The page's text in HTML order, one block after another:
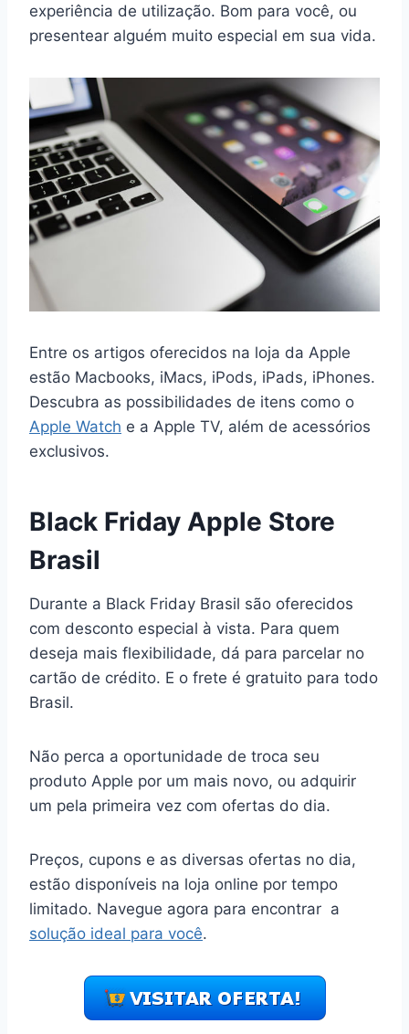
experiência de utilização. Bom para você, ou
presentear alguém muito especial em sua vida.
Entre os artigos oferecidos na loja da Apple
estão Macbooks, iMacs, iPods, iPads, iPhones.
Descubra as possibilidades de itens como o
Apple Watch e a Apple TV, além de acessórios
exclusivos.
Black Friday Apple Store
Brasil
Durante a Black Friday Brasil são oferecidos
com desconto especial à vista. Para quem
deseja mais flexibilidade, dá para parcelar no
cartão de crédito. E o frete é gratuito para todo
Brasil.
Não perca a oportunidade de troca seu
produto Apple por um mais novo, ou adquirir
um pela primeira vez com ofertas do dia.
Preços, cupons e as diversas ofertas no dia,
estão disponíveis na loja online por tempo
limitado. Navegue agora para encontrar a
solução ideal para você.